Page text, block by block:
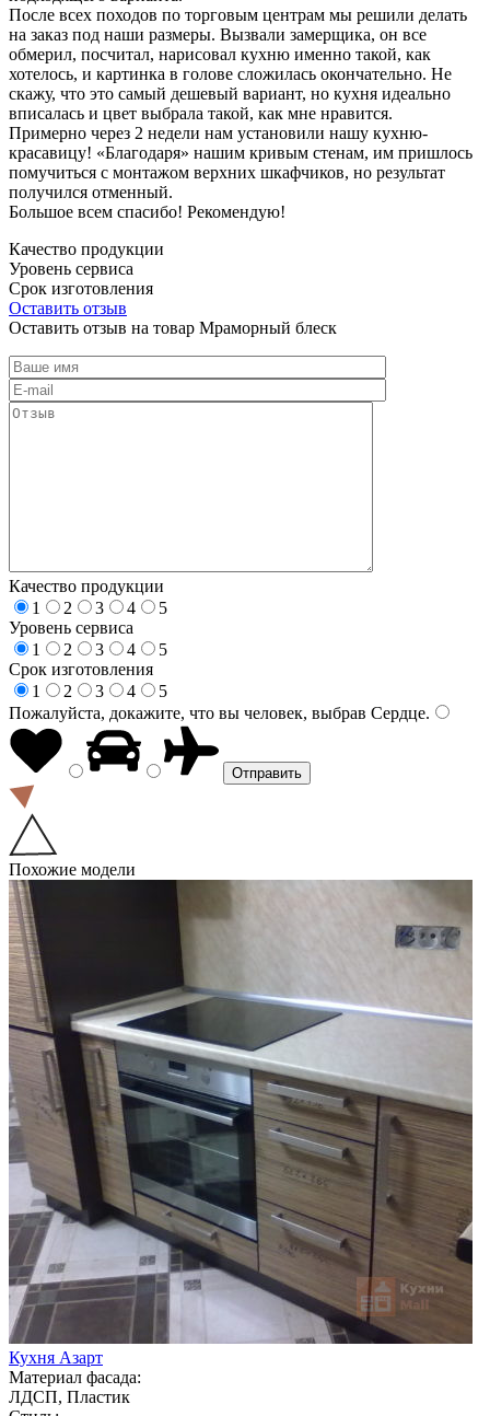
После всех походов по торговым центрам мы решили делать
на заказ под наши размеры. Вызвали замерщика, он все
обмерил, посчитал, нарисовал кухню именно такой, как
хотелось, и картинка в голове сложилась окончательно. Не
скажу, что это самый дешевый вариант, но кухня идеально
вписалась и цвет выбрала такой, как мне нравится.
Примерно через 2 недели нам установили нашу кухню-
красавицу! «Благодаря» нашим кривым стенам, им пришлось
помучиться с монтажом верхних шкафчиков, но результат
получился отменный.
Большое всем спасибо! Рекомендую!
Качество продукции
Уровень сервиса
Срок изготовления
Оставить отзыв
Оставить отзыв на товар Мраморный блеск
Качество продукции
1
2 3 4
5
Уровень сервиса
1
2 3 4
5
Срок изготовления
1
2 3 4
5
Пожалуйста, докажите, что вы человек, выбрав Сердце.
Похожие модели
Кухня Азарт
Материал фасада:
ЛДСП, Пластик